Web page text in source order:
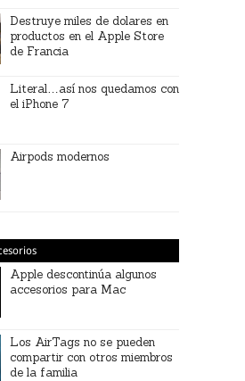
Destruye miles de dolares en
productos en el Apple Store
de Francia
Literal…así nos quedamos con
el iPhone 7
Airpods modernos
Apple descontinúa algunos
accesorios para Mac
Los AirTags no se pueden
compartir con otros miembros
de la familia